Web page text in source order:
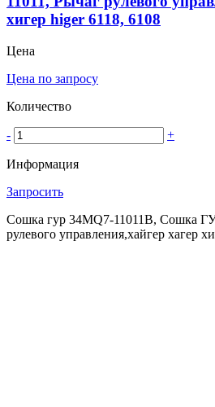
хигер higer 6118, 6108
Цена
Цена по запросу
Количество
- +
Информация
Запросить
Сошка гур 34MQ7-11011B, Сошка
рулевого управления,хайгер хагер